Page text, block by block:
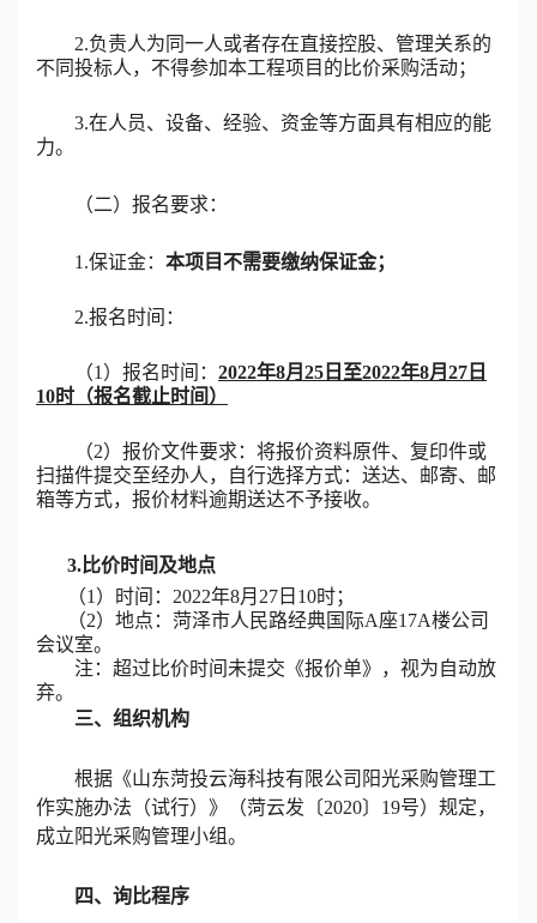
2.负责人为同一人或者存在直接控股、管理关系的
不同投标人，不得参加本工程项目的比价采购活动；
3.在人员、设备、经验、资金等方面具有相应的能
力。
（二）报名要求：
1.保证金： 本项目不需要缴纳保证金；
2.报名时间：
（1 ） 报名时间： 2022年8月 25 日至2022年8月 27 日
10时（报名截止时间）
（2）报价文件要求 ： 将报价资料原件、 复印件或
扫描件提交至经办人，自行选择方式：送达、邮寄、邮
箱等方式， 报价材料逾期送达不予接收。
3. 比价时间及地点
（1）时间：2022年8月 27 日 10时；
（2）地点：菏泽市人民路经典国际A座17A楼公司
会议室。
注：超过比价时间未提交《报价单》，视为自动放
弃。
三、组织机构
根据《山东菏投云海科技有限公司阳光采购管理工
作实施办法（试行）》（菏云发〔2020〕19号）规定，
成立阳光采购管理小组。
四、询比程序